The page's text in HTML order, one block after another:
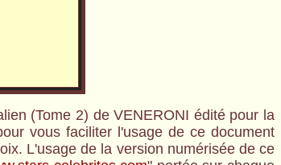
(Tome 2) de VENERONI édité pour la
vous faciliter l'usage de ce document
L'usage de la version numérisée de ce